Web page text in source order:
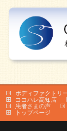
ボディファクトリ
ココハレ高知店
患者さまの声
トップページ